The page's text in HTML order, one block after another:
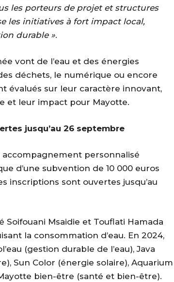
les porteurs de projet et structures
les initiatives à fort impact local,
durable ».
vont de l’eau et des énergies
déchets, le numérique ou encore
évalués sur leur caractère innovant,
et leur impact pour Mayotte.
jusqu’au 26 septembre
accompagnement personnalisé
d’une subvention de 10 000 euros
inscriptions sont ouvertes jusqu’au
Soifouani Msaidie et Touflati Hamada
la consommation d’eau. En 2024,
(gestion durable de l’eau), Java
Sun Color (énergie solaire), Aquarium
bien-être (santé et bien-être).